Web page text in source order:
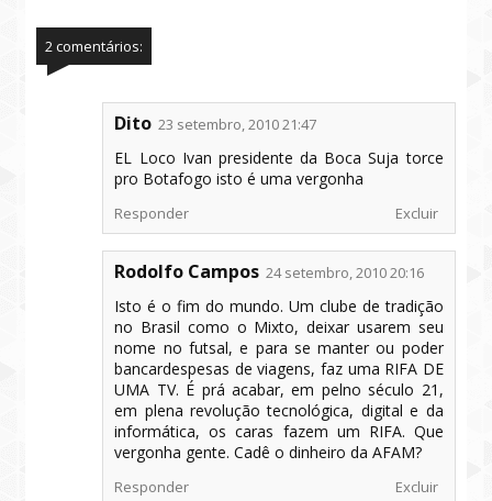
2 comentários:
Dito 23 setembro, 2010 21:47
EL Loco Ivan presidente da Boca Suja torce
pro Botafogo isto é uma vergonha
Responder Excluir
Rodolfo Campos 24 setembro, 2010 20:16
Isto é o fim do mundo. Um clube de tradição
no Brasil como o Mixto, deixar usarem seu
nome no futsal, e para se manter ou poder
bancardespesas de viagens, faz uma RIFA DE
UMA TV. É prá acabar, em pelno século 21,
em plena revolução tecnológica, digital e da
informática, os caras fazem um RIFA. Que
vergonha gente. Cadê o dinheiro da AFAM?
Responder Excluir